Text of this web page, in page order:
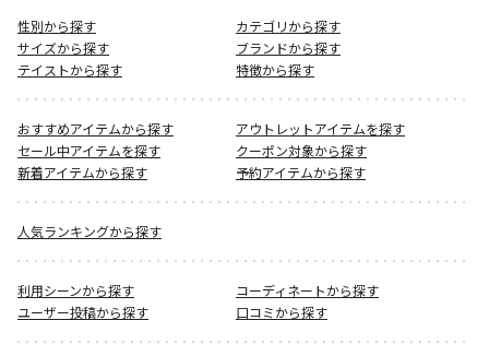
性別から探す
カテゴリから探す
サイズから探す
ブランドから探す
テイストから探す
特徴から探す
おすすめアイテムから探す
アウトレットアイテムを探す
セール中アイテムを探す
クーポン対象から探す
新着アイテムから探す
予約アイテムから探す
人気ランキングから探す
利用シーンから探す
コーディネートから探す
ユーザー投稿から探す
口コミから探す